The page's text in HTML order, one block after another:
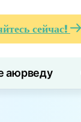
сейчас!
аюрведу